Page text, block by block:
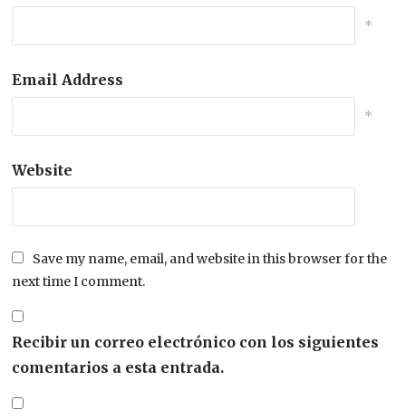
*
Email Address
*
Website
Save my name, email, and website in this browser for the
next time I comment.
Recibir un correo electrónico con los siguientes
comentarios a esta entrada.